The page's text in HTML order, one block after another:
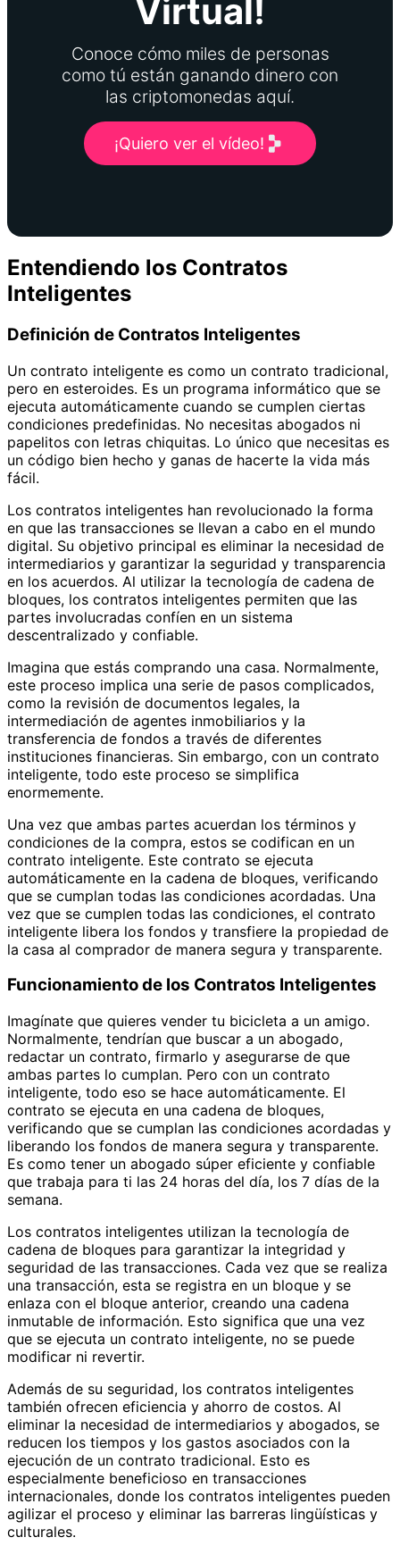
Virtual!
Conoce cómo miles de personas
como tú están ganando dinero con
las criptomonedas aquí.
¡Quiero ver el vídeo!
Entendiendo los Contratos
Inteligentes
Definición de Contratos Inteligentes
Un contrato inteligente es como un contrato tradicional,
pero en esteroides. Es un programa informático que se
ejecuta automáticamente cuando se cumplen ciertas
condiciones predefinidas. No necesitas abogados ni
papelitos con letras chiquitas. Lo único que necesitas es
un código bien hecho y ganas de hacerte la vida más
fácil.
Los contratos inteligentes han revolucionado la forma
en que las transacciones se llevan a cabo en el mundo
digital. Su objetivo principal es eliminar la necesidad de
intermediarios y garantizar la seguridad y transparencia
en los acuerdos. Al utilizar la tecnología de cadena de
bloques, los contratos inteligentes permiten que las
partes involucradas confíen en un sistema
descentralizado y confiable.
Imagina que estás comprando una casa. Normalmente,
este proceso implica una serie de pasos complicados,
como la revisión de documentos legales, la
intermediación de agentes inmobiliarios y la
transferencia de fondos a través de diferentes
instituciones financieras. Sin embargo, con un contrato
inteligente, todo este proceso se simplifica
enormemente.
Una vez que ambas partes acuerdan los términos y
condiciones de la compra, estos se codifican en un
contrato inteligente. Este contrato se ejecuta
automáticamente en la cadena de bloques, verificando
que se cumplan todas las condiciones acordadas. Una
vez que se cumplen todas las condiciones, el contrato
inteligente libera los fondos y transfiere la propiedad de
la casa al comprador de manera segura y transparente.
Funcionamiento de los Contratos Inteligentes
Imagínate que quieres vender tu bicicleta a un amigo.
Normalmente, tendrían que buscar a un abogado,
redactar un contrato, firmarlo y asegurarse de que
ambas partes lo cumplan. Pero con un contrato
inteligente, todo eso se hace automáticamente. El
contrato se ejecuta en una cadena de bloques,
verificando que se cumplan las condiciones acordadas y
liberando los fondos de manera segura y transparente.
Es como tener un abogado súper eficiente y confiable
que trabaja para ti las 24 horas del día, los 7 días de la
semana.
Los contratos inteligentes utilizan la tecnología de
cadena de bloques para garantizar la integridad y
seguridad de las transacciones. Cada vez que se realiza
una transacción, esta se registra en un bloque y se
enlaza con el bloque anterior, creando una cadena
inmutable de información. Esto significa que una vez
que se ejecuta un contrato inteligente, no se puede
modificar ni revertir.
Además de su seguridad, los contratos inteligentes
también ofrecen eficiencia y ahorro de costos. Al
eliminar la necesidad de intermediarios y abogados, se
reducen los tiempos y los gastos asociados con la
ejecución de un contrato tradicional. Esto es
especialmente beneficioso en transacciones
internacionales, donde los contratos inteligentes pueden
agilizar el proceso y eliminar las barreras lingüísticas y
culturales.